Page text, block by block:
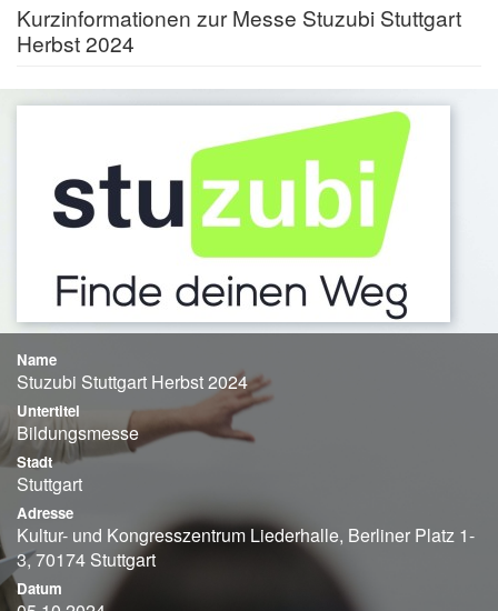
Kurzinformationen zur Messe Stuzubi Stuttgart
Herbst 2024
Name
Stuzubi Stuttgart Herbst 2024
Untertitel
Bildungsmesse
Stadt
Stuttgart
Adresse
Kultur- und Kongresszentrum Liederhalle, Berliner Platz 1-
3, 70174 Stuttgart
Datum